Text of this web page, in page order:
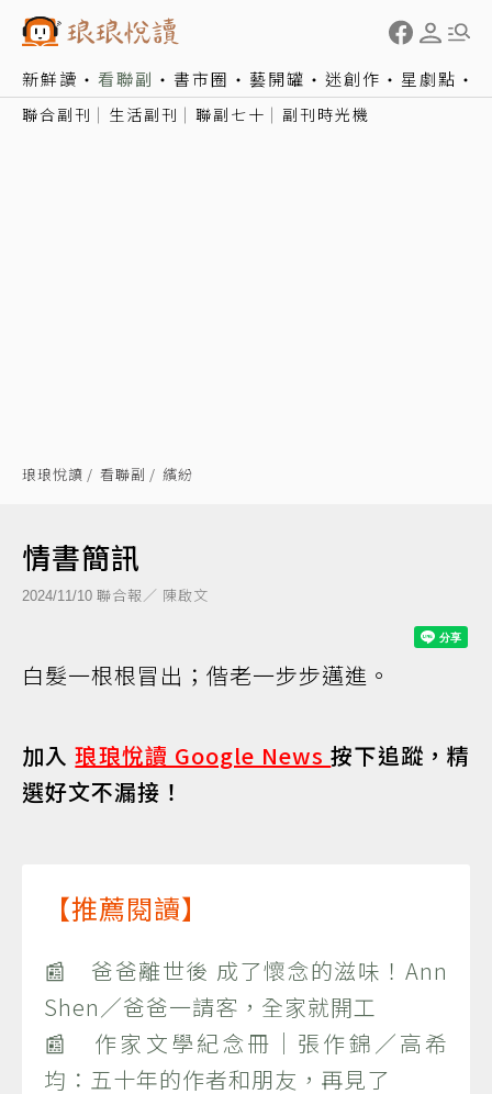
新鮮讀 看聯副 書市圈 藝開罐 迷創作 星劇點
聯合副刊 生活副刊 聯副七十 副刊時光機
琅琅悅讀 看聯副 繽紛
情書簡訊
2024/11/10 聯合報／ 陳啟文
白髮一根根冒出；偕老一步步邁進。
加入琅琅悅讀 Google News按下追蹤，精
選好文不漏接！
【推薦閱讀】
📰 爸爸離世後 成了懷念的滋味！Ann
Shen／爸爸一請客，全家就開工
📰 作家文學紀念冊｜張作錦／高希
均：五十年的作者和朋友，再見了